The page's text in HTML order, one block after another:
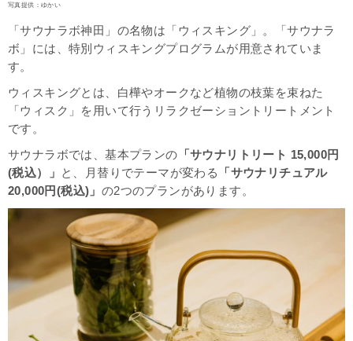
写真提供：ゆかい
「サウナラボ神田」の名物は「ウィスキング」。「サウナラ
ボ」には、特別ウィスキングプログラムが用意されていま
す。
ウィスキングとは、 白樺やオークなど植物の枝葉を束ねた
「ウィスク」を用いて行うリラクゼーショントリートメント
です。
サウナラボでは、基本プランの 「サウナリトリート 15,000円
(税込）」
と、月替りでテーマが変わる
「サウナリチュアル
20,000円(税込)」 の2つのプランがあります。